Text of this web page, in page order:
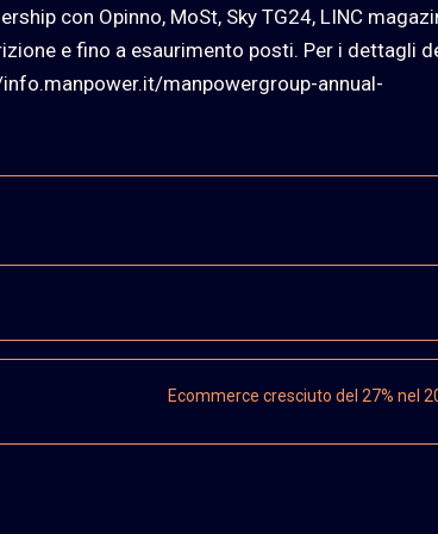
con Opinno, MoSt, Sky TG24, LINC
e fino a esaurimento posti. Per i dettagli
manpowergroup-annual-
Ecommerce cresciuto del 27% nel